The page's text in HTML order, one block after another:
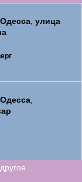
Одесса, улица
Одесса,